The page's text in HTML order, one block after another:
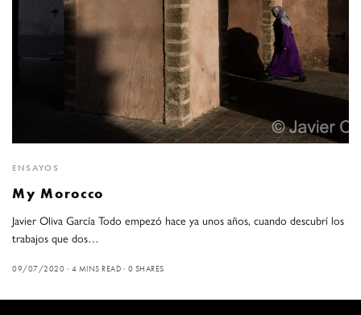
ENSAYOS
My Morocco
Javier Oliva García Todo empezó hace ya unos años, cuando descubrí los
trabajos que dos…
09/07/2020 4 MINS READ 0 SHARES